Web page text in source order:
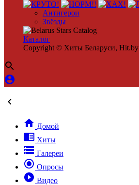
Антигерои
Звёзды
Каталог
Copyright © Хиты Беларуси, Hit.by



 Домой
 Хиты
 Галереи
 Опросы
 Видео